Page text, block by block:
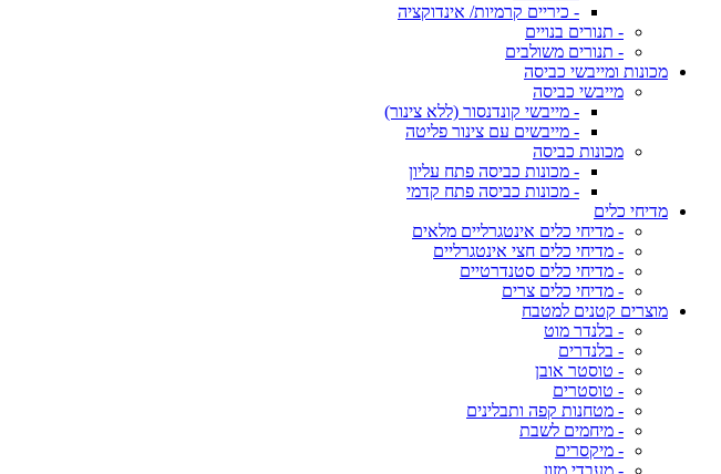
- כיריים קרמיות/ אינדוקציה
- תנורים בנויים
- תנורים משולבים
מכונות ומייבשי כביסה
מייבשי כביסה
- מייבשי קונדנסור (ללא צינור)
- מייבשים עם צינור פליטה
מכונות כביסה
- מכונות כביסה פתח עליון
- מכונות כביסה פתח קדמי
מדיחי כלים
- מדיחי כלים אינטגרליים מלאים
- מדיחי כלים חצי אינטגרליים
- מדיחי כלים סטנדרטיים
- מדיחי כלים צרים
מוצרים קטנים למטבח
- בלנדר מוט
- בלנדרים
- טוסטר אובן
- טוסטרים
- מטחנות קפה ותבלינים
- מיחמים לשבת
- מיקסרים
- מעבדי מזון